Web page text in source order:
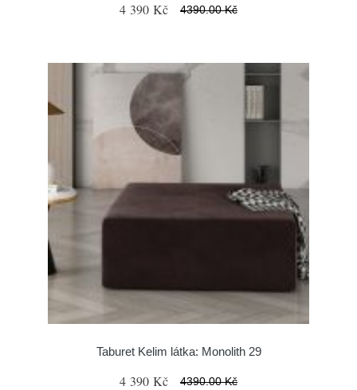
4 390 Kč 4390.00 Kč
Taburet Kelim látka: Monolith 29
4 390 Kč 4390.00 Kč